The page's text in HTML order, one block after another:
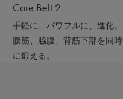
Core Belt 2
手軽に、パワフルに、進化。
腹筋、脇腹、背筋下部を同時
に鍛える。